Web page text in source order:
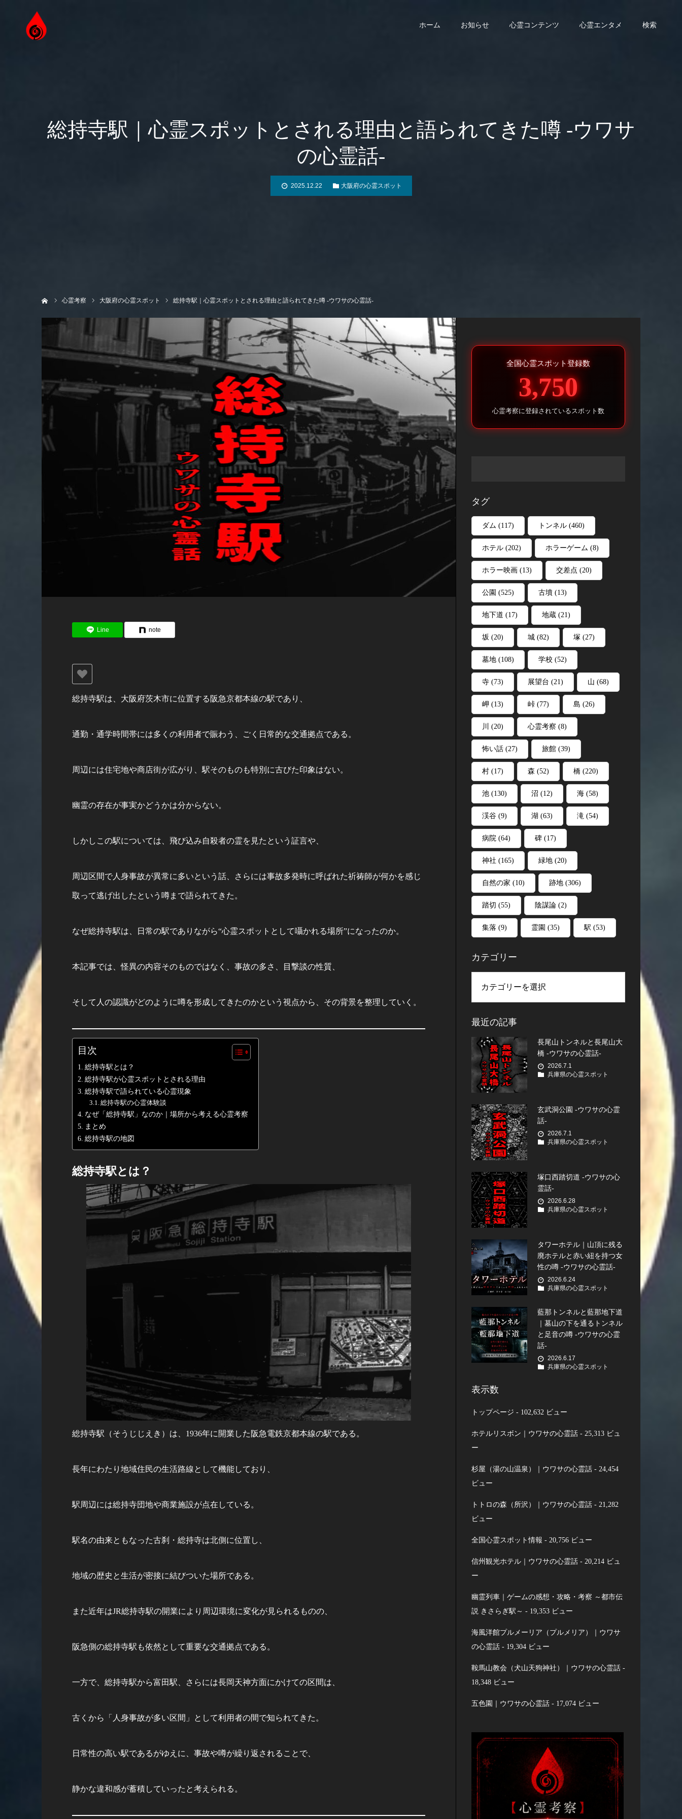
ホーム お知らせ 心霊コンテンツ 心霊エンタメ 検索
総持寺駅｜心霊スポットとされる理由と語られてきた噂 -ウワサ
の心霊話-
2025.12.22 大阪府の心霊スポット
心霊考察 大阪府の心霊スポット 総持寺駅｜心霊スポットとされる理由と語られてきた噂 -ウワサの心霊話-
Line note
総持寺駅は、大阪府茨木市に位置する阪急京都本線の駅であり、
通勤・通学時間帯には多くの利用者で賑わう、ごく日常的な交通拠点である。
周辺には住宅地や商店街が広がり、駅そのものも特別に古びた印象はない。
幽霊の存在が事実かどうかは分からない。
しかしこの駅については、飛び込み自殺者の霊を見たという証言や、
周辺区間で人身事故が異常に多いという話、さらには事故多発時に呼ばれた祈祷師が何かを感じ
取って逃げ出したという噂まで語られてきた。
なぜ総持寺駅は、日常の駅でありながら“心霊スポットとして囁かれる場所”になったのか。
本記事では、怪異の内容そのものではなく、事故の多さ、目撃談の性質、
そして人の認識がどのように噂を形成してきたのかという視点から、その背景を整理していく。
目次
総持寺駅とは？
総持寺駅が心霊スポットとされる理由
総持寺駅で語られている心霊現象
総持寺駅の心霊体験談
なぜ「総持寺駅」なのか｜場所から考える心霊考察
まとめ
総持寺駅の地図
総持寺駅とは？
総持寺駅（そうじじえき）は、1936年に開業した阪急電鉄京都本線の駅である。
長年にわたり地域住民の生活路線として機能しており、
駅周辺には総持寺団地や商業施設が点在している。
駅名の由来ともなった古刹・総持寺は北側に位置し、
地域の歴史と生活が密接に結びついた場所である。
また近年はJR総持寺駅の開業により周辺環境に変化が見られるものの、
阪急側の総持寺駅も依然として重要な交通拠点である。
一方で、総持寺駅から富田駅、さらには長岡天神方面にかけての区間は、
古くから「人身事故が多い区間」として利用者の間で知られてきた。
日常性の高い駅であるがゆえに、事故や噂が繰り返されることで、
静かな違和感が蓄積していったと考えられる。
全国心霊スポット登録数
3,750
心霊考察に登録されているスポット数
タグ
ダム (117) トンネル (460)
ホテル (202) ホラーゲーム (8)
ホラー映画 (13) 交差点 (20)
公園 (525) 古墳 (13)
地下道 (17) 地蔵 (21)
坂 (20) 城 (82) 塚 (27)
墓地 (108) 学校 (52)
寺 (73) 展望台 (21) 山 (68)
岬 (13) 峠 (77) 島 (26)
川 (20) 心霊考察 (8)
怖い話 (27) 旅館 (39)
村 (17) 森 (52) 橋 (220)
池 (130) 沼 (12) 海 (58)
渓谷 (9) 湖 (63) 滝 (54)
病院 (64) 碑 (17)
神社 (165) 緑地 (20)
自然の家 (10) 跡地 (306)
踏切 (55) 陰謀論 (2)
集落 (9) 霊園 (35) 駅 (53)
カテゴリー
最近の記事
長尾山トンネルと長尾山大
橋 -ウワサの心霊話-
2026.7.1
兵庫県の心霊スポット
玄武洞公園 -ウワサの心霊
話-
2026.7.1
兵庫県の心霊スポット
塚口西踏切道 -ウワサの心
霊話-
2026.6.28
兵庫県の心霊スポット
タワーホテル｜山頂に残る
廃ホテルと赤い紐を持つ女
性の噂 -ウワサの心霊話-
2026.6.24
兵庫県の心霊スポット
藍那トンネルと藍那地下道
｜墓山の下を通るトンネル
と足音の噂 -ウワサの心霊
話-
2026.6.17
兵庫県の心霊スポット
表示数
トップページ - 102,632 ビュー
ホテルリスボン｜ウワサの心霊話 - 25,313 ビュ
ー
杉屋（湯の山温泉）｜ウワサの心霊話 - 24,454
ビュー
トトロの森（所沢）｜ウワサの心霊話 - 21,282
ビュー
全国心霊スポット情報 - 20,756 ビュー
信州観光ホテル｜ウワサの心霊話 - 20,214 ビュ
ー
幽霊列車｜ゲームの感想・攻略・考察 ～都市伝
説 きさらぎ駅～ - 19,353 ビュー
海風洋館プルメーリア（プルメリア）｜ウワサ
の心霊話 - 19,304 ビュー
鞍馬山教会（犬山天狗神社）｜ウワサの心霊話 -
18,348 ビュー
五色園｜ウワサの心霊話 - 17,074 ビュー